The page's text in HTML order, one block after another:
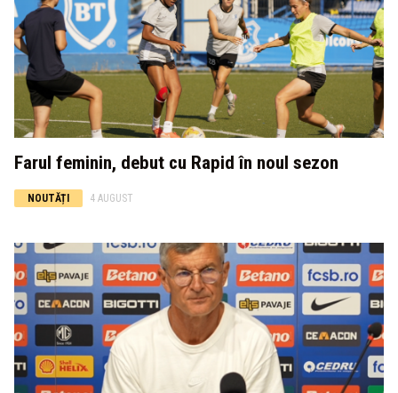
Farul feminin, debut cu Rapid în noul sezon
NOUTĂȚI 4 AUGUST